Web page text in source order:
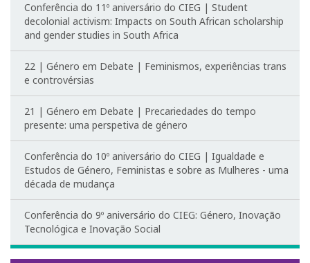
Website do III Congresso
Fotografias e videos
Notícias
Ligações úteis
Redes Sociais
EDGE Lab
Conferência do 11º aniversário do CIEG | Student
decolonial activism: Impacts on South African scholarship
and gender studies in South Africa
22 | Género em Debate | Feminismos, experiências trans
e controvérsias
21 | Género em Debate | Precariedades do tempo
presente: uma perspetiva de género
Conferência do 10º aniversário do CIEG | Igualdade e
Estudos de Género, Feministas e sobre as Mulheres - uma
década de mudança
Conferência do 9º aniversário do CIEG: Género, Inovação
Tecnológica e Inovação Social